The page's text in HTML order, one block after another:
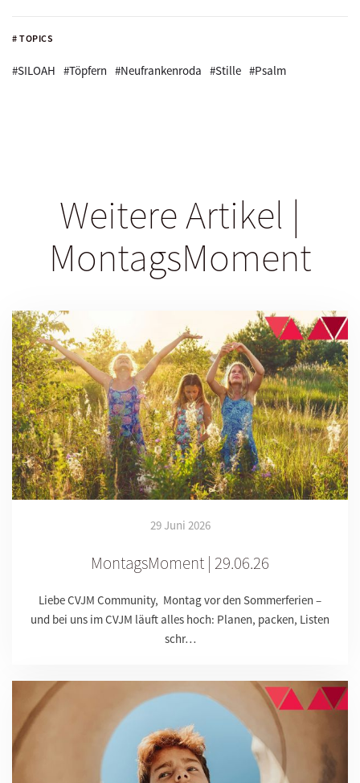
# TOPICS
#SILOAH #Töpfern #Neufrankenroda #Stille #Psalm
Weitere Artikel |
MontagsMoment
29 Juni 2026
MontagsMoment | 29.06.26
Liebe CVJM Community, Montag vor den Sommerferien –
und bei uns im CVJM läuft alles hoch: Planen, packen, Listen
schr…